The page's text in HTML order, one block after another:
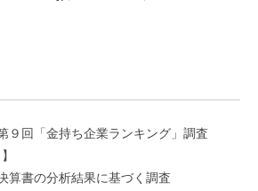
「金持ち企業ランキング」調査
の分析結果に基づく調査